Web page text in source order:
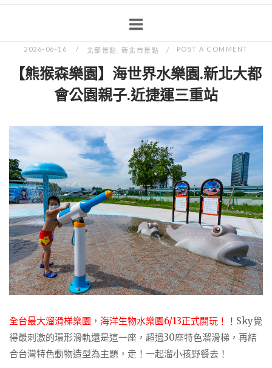
2026-06-16 北部景點 新北市景點 POST A COMMENT
【熊猴森樂園】海世界水樂園.新北大都
會公園親子.近捷運三重站
全台最大溜滑梯樂園 ， 海洋生物水樂園6/13正式開玩！！ Sky覺
得最刺激的環形滑軌還是這一座，超過30座特色溜滑梯，再結
合台灣特色動物造型為主題，走！一起溜小孩野餐去！